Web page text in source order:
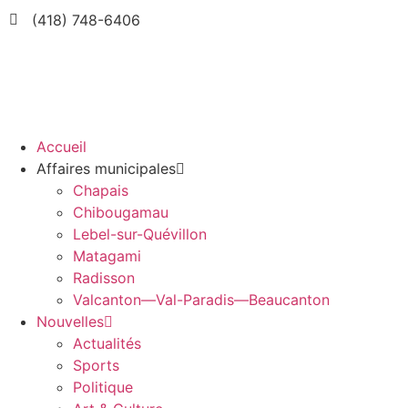
(418) 748-6406
Accueil
Affaires municipales
Chapais
Chibougamau
Lebel-sur-Quévillon
Matagami
Radisson
Valcanton—Val-Paradis—Beaucanton
Nouvelles
Actualités
Sports
Politique